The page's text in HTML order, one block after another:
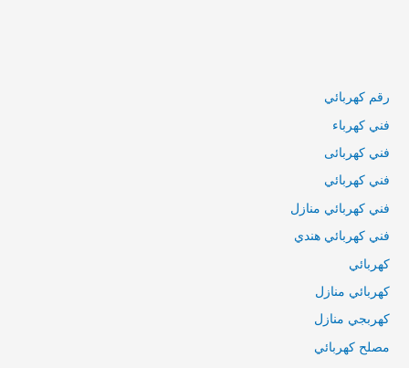
رقم كهربائي
فني كهرباء
فني كهربائى
فني كهربائي
فني كهربائي منازل
فني كهربائي هندي
كهربائي
كهربائي منازل
كهربجي منازل
مصلح كهربائي